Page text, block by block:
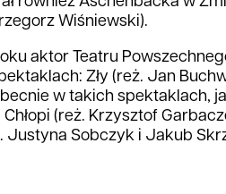
Wiśniewski).
aktor Teatru
Zły (reż. Jan
w takich spektaklach,
(reż. Krzysztof
Justyna Sobczyk i Jakub